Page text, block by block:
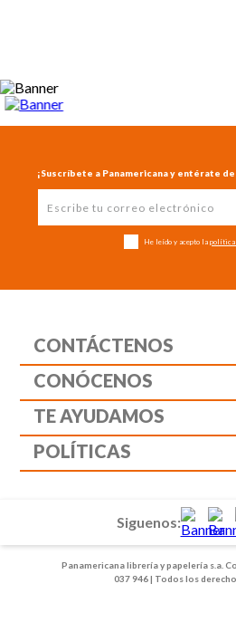
¡Suscríbete a Panamericana y entérate
He leído y acepto la política
CONTÁCTENOS
CONÓCENOS
TE AYUDAMOS
POLÍTICAS
Panamericana librería y papelería s.a.
037 946 | Todos los
Siguenos: